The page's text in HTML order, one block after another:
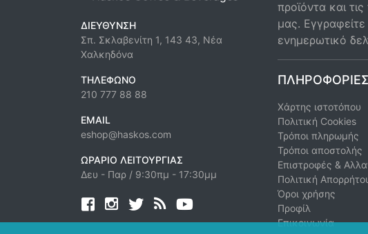
ΔΙΕΎΘΥΝΣΗ
Σπ. Σκλαβενίτη 1, 143 43, Νέα
Χαλκηδόνα
ΤΗΛΈΦΩΝΟ
210 777 88 88
EMAIL
eshop@haskos.com
ΩΡΆΡΙΟ ΛΕΙΤΟΥΡΓΊΑΣ
Δευ - Παρ / 9:30πμ - 17:30μμ
Facebook twitternews rss
προϊόντα και
μας.
ενημερωτικό
ΠΛΗΡΟΦΟΡΊΕΣ
Χάρτης ιστοτόπου
Πολιτική Cookies
Τρόποι πληρωμής
Τρόποι αποστολής
Επιστροφές &
Πολιτική
Όροι χρήσης
Προφίλ
Επικοινωνία